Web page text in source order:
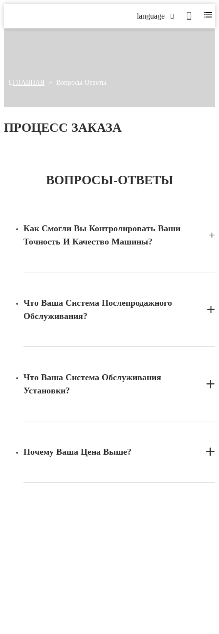
language
ГЛАВНАЯ > Вопросы-Ответы
ПРОЦЕСС ЗАКАЗА
ВОПРОСЫ-ОТВЕТЫ
Как Смогли Вы Контролировать Ваши
Точность И Качество Машины?
Что Ваша Система Послепродажного
Обслуживания?
Что Ваша Система Обслуживания
Установки?
Почему Ваша Цена Выше?